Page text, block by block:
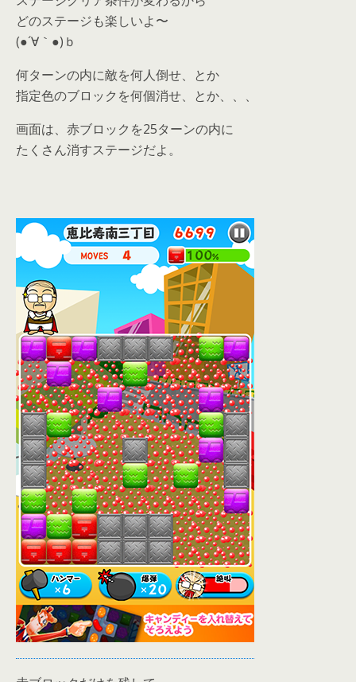
どのステージも楽しいよ〜
(●´∀｀●)ｂ
何ターンの内に敵を何人倒せ、とか
指定色のブロックを何個消せ、とか、、、
画面は、赤ブロックを25ターンの内に
たくさん消すステージだよ。